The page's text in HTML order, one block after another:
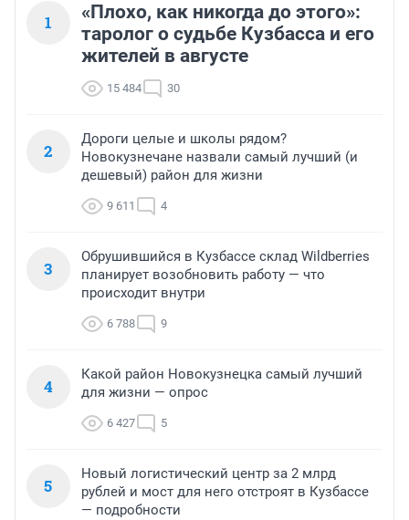
1
«Плохо, как никогда до этого»:
таролог о судьбе Кузбасса и его
жителей в августе
15 484 30
2
Дороги целые и школы рядом?
Новокузнечане назвали самый лучший (и
дешевый) район для жизни
9 611 4
3
Обрушившийся в Кузбассе склад Wildberries
планирует возобновить работу — что
происходит внутри
6 788 9
4
Какой район Новокузнецка самый лучший
для жизни — опрос
6 427 5
5
Новый логистический центр за 2 млрд
рублей и мост для него отстроят в Кузбассе
— подробности